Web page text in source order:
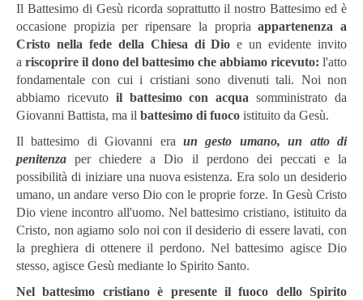
Il Battesimo di Gesù ricorda soprattutto il nostro Battesimo ed è
occasione propizia per ripensare la propriaappartenenza a
Cristo nella fede della Chiesa di Dio e un evidente invito
a riscoprire il dono del battesimo che abbiamo ricevuto: l'atto
fondamentale con cui i cristiani sono divenuti tali. Noi non
abbiamo ricevuto il battesimo con acquasomministrato da
Giovanni Battista, ma il battesimo di fuoco istituito da Gesù.
Il battesimo di Giovanni era un gesto umano, un atto di
penitenza per chiedere a Dio il perdono dei peccati e la
possibilità di iniziare una nuova esistenza. Era solo un desiderio
umano, un andare verso Dio con le proprie forze. In Gesù Cristo
Dio viene incontro all'uomo. Nel battesimo cristiano, istituito da
Cristo, non agiamo solo noi con il desiderio di essere lavati, con
la preghiera di ottenere il perdono. Nel battesimo agisce Dio
stesso, agisce Gesù mediante lo Spirito Santo.
Nel battesimo cristiano è presente il fuoco dello Spirito